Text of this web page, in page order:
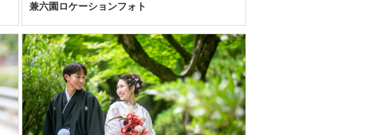
兼六園ロケーションフォト